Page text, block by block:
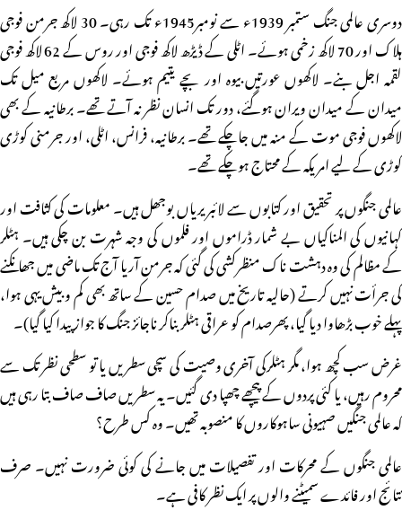
دوسری عالمی جنگ ستمبر 1939ء سے نومبر1945ء تک رہی۔ 30 لاکھ جرمن فوجی
ہلاک اور 70 لاکھ زخمی ہوئے۔ اٹلی کے ڈیڑھ لاکھ فوجی اور روس کے 62 لاکھ فوجی
لقمہ اجل بنے۔ لاکھوں عورتیں بیوہ اور بچے یتیم ہوئے۔ لاکھوں مربع میل تک
میدان کے میدان ویران ہوگئے، دور تک انسان نظر نہ آتے تھے۔ برطانیہ کے بھی
لاکھوں فوجی موت کے منہ میں جاچکے تھے۔ برطانیہ، فرانس، اٹلی، اور جرمنی کوڑی
کوڑی کے لیے امریکہ کے محتاج ہوچکے تھے۔
عالمی جنگوں پر تحقیق اور کتابوں سے لائبریریاں بوجھل ہیں۔ معلومات کی کثافت اور
کہانیوں کی المناکیاں بے شمار ڈراموں اور فلموں کی وجہ شہرت بن چکی ہیں۔ ہٹلر
کے مظالم کی وہ دہشت ناک منظرکشی کی گئی کہ جرمن آریا آج تک ماضی میں جھانکنے
کی جرأت نہیں کرتے (حالیہ تاریخ میں صدام حسین کے ساتھ بھی کم وبیش یہی ہوا،
پہلے خوب بڑھاوا دیا گیا، پھرصدام کو عراقی ہٹلر بناکر ناجائز جنگ کا جواز پیدا کیا گیا)۔
غرض سب کچھ ہوا، مگر ہٹلرکی آخری وصیت کی سچی سطریں یا تو سطحی نظر تک سے
محروم رہیں، یا کئی پردوں کے پیچھے چھپا دی گئیں۔ یہ سطریں صاف صاف بتا رہی ہیں
کہ عالمی جنگیں صہیونی ساہوکاروں کا منصوبہ تھیں۔ وہ کس طرح؟
عالمی جنگوں کے محرکات اور تفصیلات میں جانے کی کوئی ضرورت نہیں۔ صرف
نتائج اور فائدے سمیٹنے والوں پر ایک نظر کافی ہے۔